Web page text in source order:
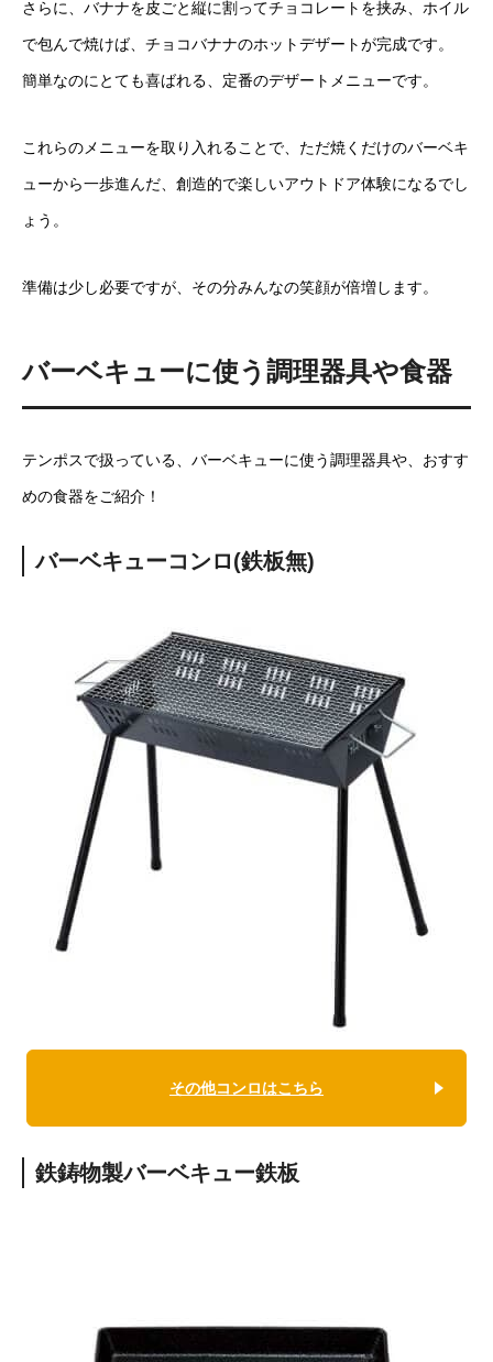
さらに、バナナを皮ごと縦に割ってチョコレートを挟み、ホイル
で包んで焼けば、チョコバナナのホットデザートが完成です。
簡単なのにとても喜ばれる、定番のデザートメニューです。
これらのメニューを取り入れることで、ただ焼くだけのバーベキ
ューから一歩進んだ、創造的で楽しいアウトドア体験になるでし
ょう。
準備は少し必要ですが、その分みんなの笑顔が倍増します。
バーベキューに使う調理器具や食器
テンポスで扱っている、バーベキューに使う調理器具や、おすす
めの食器をご紹介！
バーベキューコンロ(鉄板無)
その他コンロはこちら
鉄鋳物製バーベキュー鉄板